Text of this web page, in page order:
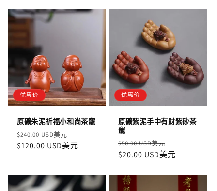
优惠价
原礦朱泥祈福小和尚茶寵
定
價
$240.00 USD美元
價
$120.00 USD美元
优惠价
原礦紫泥手中有財紫砂茶
寵
定
價
$50.00 USD美元
價
$20.00 USD美元